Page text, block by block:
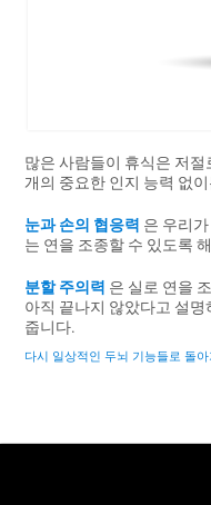
많은 사람들이 휴식은 저
개의 중요한 인지 능력 없
눈과 손의 협응력 은 우리
는 연을 조종할 수 있도록
분할 주의력 은 실로 연을
아직 끝나지 않았다고 설
줍니다.
다시 일상적인 두뇌 기능들로 돌아